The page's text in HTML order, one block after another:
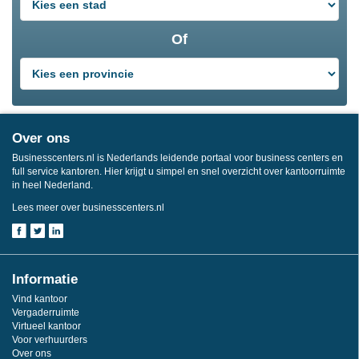
Of
Over ons
Businesscenters.nl is Nederlands leidende portaal voor business centers en
full service kantoren. Hier krijgt u simpel en snel overzicht over kantoorruimte
in heel Nederland.
Lees meer over businesscenters.nl
Informatie
Vind kantoor
Vergaderruimte
Virtueel kantoor
Voor verhuurders
Over ons